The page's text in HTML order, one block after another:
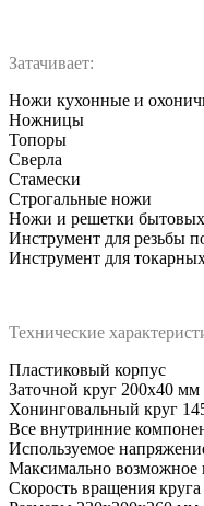
Затачивает:
Ножи кухонные и
Ножницы
Топоры
Сверла
Стамески
Строгальные ножи
Ножи и решетки
Инструмент для резьбы
Инструмент для
Технические
Пластиковый корпус
Заточной круг 200х40 мм
Хонинговальный круг
Все внутринние
Используемое
Максимально возможное
Скорость вращения